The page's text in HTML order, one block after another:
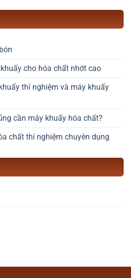
cho hóa chất nhớt cao
thí nghiệm và máy khuấy
cần máy khuấy hóa chất?
chất thí nghiệm chuyên dụng